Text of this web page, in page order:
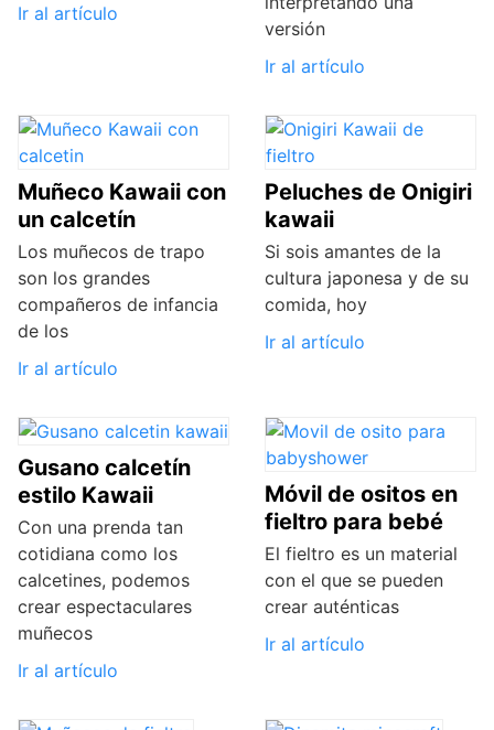
Ir al artículo
versión
Ir al artículo
Muñeco Kawaii con
un calcetín
Los muñecos de trapo
son los grandes
compañeros de infancia
de los
Ir al artículo
Peluches de Onigiri
kawaii
Si sois amantes de la
cultura japonesa y de su
comida, hoy
Ir al artículo
Gusano calcetín
estilo Kawaii
Con una prenda tan
cotidiana como los
calcetines, podemos
crear espectaculares
muñecos
Ir al artículo
Móvil de ositos en
fieltro para bebé
El fieltro es un material
con el que se pueden
crear auténticas
Ir al artículo